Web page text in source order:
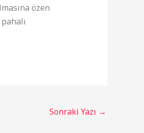
özen
Sonraki Yazı →